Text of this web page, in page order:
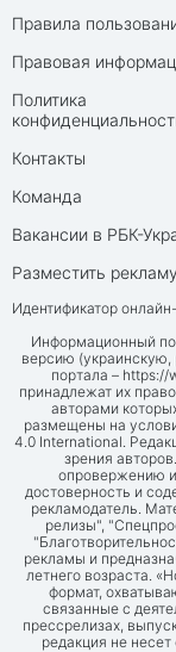
Правила
Правовая
Политика
Контакты
Команда
Вакансии в РБК-
Разместить рекламу
Идентификатор
Информационный
версию (украинскую,
портала – https://
принадлежат их
авторами
размещены на
4.0 International.
зрения
опровержению
достоверность и
рекламодатель.
релизы",
рекламы и
летнего возраста.
формат,
связанные с
прессрелизах,
редакция не